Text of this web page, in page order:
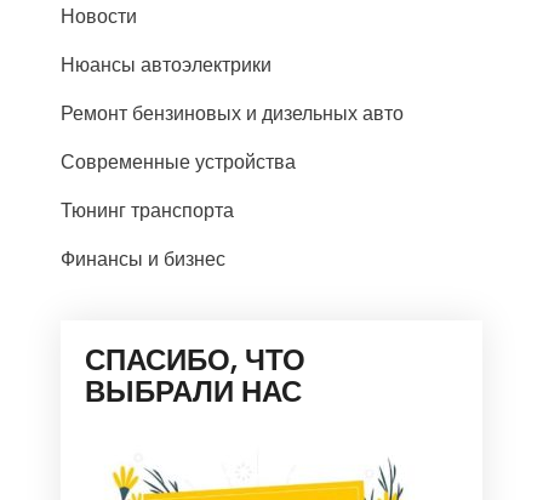
Новости
Нюансы автоэлектрики
Ремонт бензиновых и дизельных авто
Современные устройства
Тюнинг транспорта
Финансы и бизнес
СПАСИБО, ЧТО
ВЫБРАЛИ НАС